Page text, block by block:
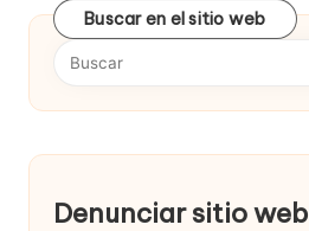
Buscar en el sitio web
Denunciar sitio web